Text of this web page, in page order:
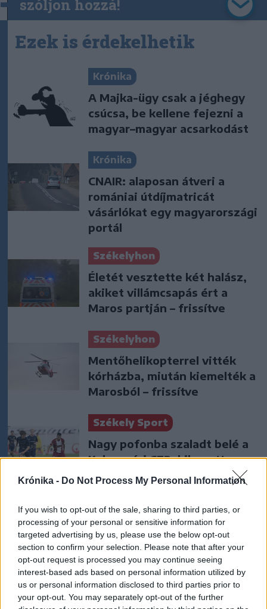
Krónika - Do Not Process My Personal Information
If you wish to opt-out of the sale, sharing to third parties, or
processing of your personal or sensitive information for
targeted advertising by us, please use the below opt-out
section to confirm your selection. Please note that after your
opt-out request is processed you may continue seeing
interest-based ads based on personal information utilized by
us or personal information disclosed to third parties prior to
your opt-out. You may separately opt-out of the further
szóljon hozzá!
Ezek is érdekelhetik
Krónika
A Majka-ügy csak a jéghegy
csúcsa, be kellene fejezni a
magyar–magyar acsarkodást
Krónika
CNAIR: alaposan átveri a
romániai útdíjmatricát
vásárlókat egy magyarországi
portál
Székelyhon
Életét vesztette két halász,
akiket villámcsapás ért a
Maros partján – frissítve
Székelyhon
Mentőhelikopterrel vitték
kórházba, miután kiemelték a
Marosból – frissítve
Székely Sport
Nagy pofonba szaladt belé a
Kolozsvári CFR, kikapott a
Győr és a Loki is
Nőileg
Sándor Ella: Na, indíts, s
menjünk!